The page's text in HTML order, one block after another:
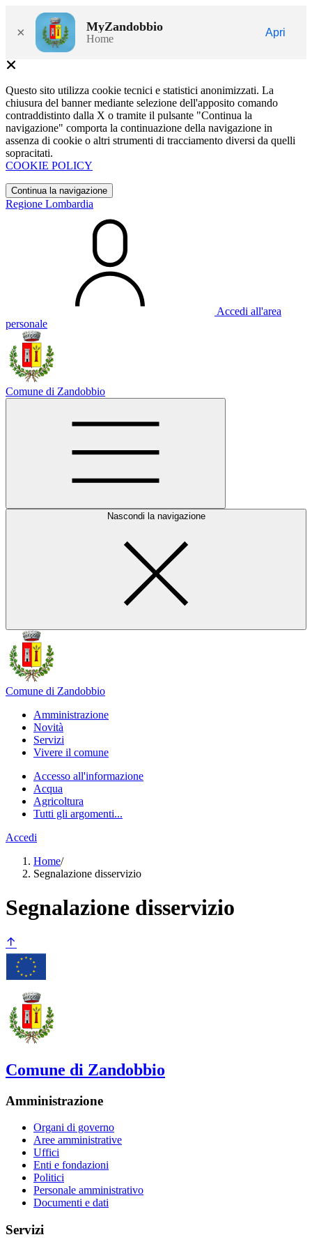
× MyZandobbio
Home
Apri
Questo sito utilizza cookie tecnici e statistici anonimizzati. La
chiusura del banner mediante selezione dell'apposito comando
contraddistinto dalla X o tramite il pulsante "Continua la
navigazione" comporta la continuazione della navigazione in
assenza di cookie o altri strumenti di tracciamento diversi da quelli
sopracitati.
COOKIE POLICY
Continua la navigazione
Regione Lombardia
Accedi all'area
personale
Comune di Zandobbio
Nascondi la navigazione
Comune di Zandobbio
Amministrazione
Novità
Servizi
Vivere il comune
Accesso all'informazione
Acqua
Agricoltura
Tutti gli argomenti...
Accedi
Home/
Segnalazione disservizio
Segnalazione disservizio
Comune di Zandobbio
Amministrazione
Organi di governo
Aree amministrative
Uffici
Enti e fondazioni
Politici
Personale amministrativo
Documenti e dati
Servizi